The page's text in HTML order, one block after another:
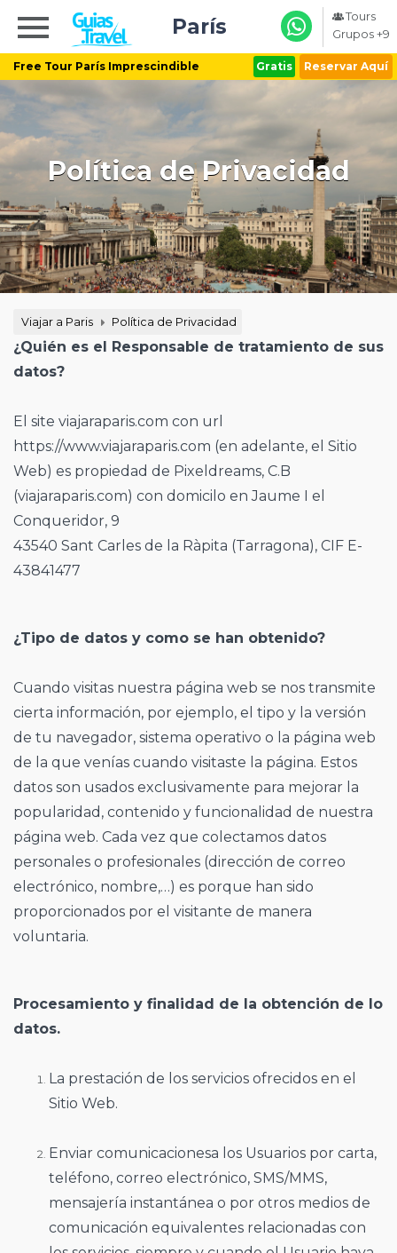
Free Tour París Imprescindible Gratis Reservar Aquí
París
Tours
Grupos +9
Política de Privacidad
Viajar a Paris Política de Privacidad
¿Quién es el Responsable de tratamiento de sus
datos?
El site viajaraparis.com con url
https://www.viajaraparis.com (en adelante, el Sitio
Web) es propiedad de Pixeldreams, C.B
(viajaraparis.com) con domicilo en Jaume I el
Conqueridor, 9
43540 Sant Carles de la Ràpita (Tarragona), CIF E-
43841477
¿Tipo de datos y como se han obtenido?
Cuando visitas nuestra página web se nos transmite
cierta información, por ejemplo, el tipo y la versión
de tu navegador, sistema operativo o la página web
de la que venías cuando visitaste la página. Estos
datos son usados exclusivamente para mejorar la
popularidad, contenido y funcionalidad de nuestra
página web. Cada vez que colectamos datos
personales o profesionales (dirección de correo
electrónico, nombre,…) es porque han sido
proporcionados por el visitante de manera
voluntaria.
Procesamiento y finalidad de la obtención de lo
datos.
La prestación de los servicios ofrecidos en el
Sitio Web.
Enviar comunicacionesa los Usuarios por carta,
teléfono, correo electrónico, SMS/MMS,
mensajería instantánea o por otros medios de
comunicación equivalentes relacionadas con